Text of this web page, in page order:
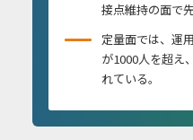
接点維持の面で
定量面では、運
が1000人を超え
れている。